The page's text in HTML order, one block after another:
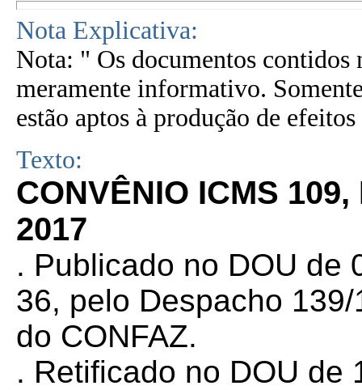
Nota Explicativa:
Nota: " Os documentos contidos
meramente informativo.
estão aptos à produção de
Texto:
CONVÊNIO ICMS
2017
. Publicado no DOU de
36, pelo Despacho
do CONFAZ.
. Retificado no DOU de